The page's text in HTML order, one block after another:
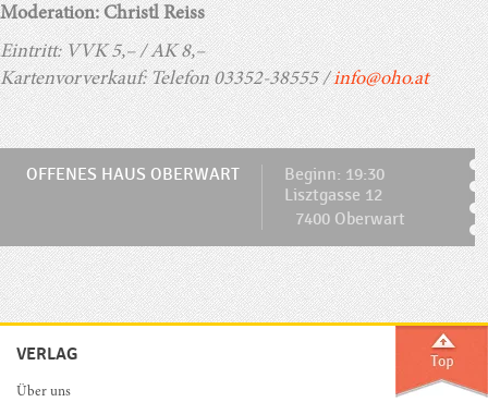
Moderation: Christl Reiss
Eintritt: VVK 5,– / AK 8,–
Kartenvorverkauf:Telefon 03352-38555 /info@oho.at
OFFENES HAUS OBERWART
Beginn: 19:30
Lisztgasse 12
7400 Oberwart
VERLAG
Über uns